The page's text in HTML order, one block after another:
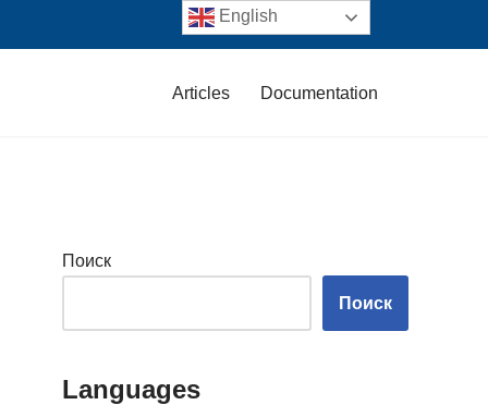
Articles Documentation
Поиск
Поиск
Languages
English